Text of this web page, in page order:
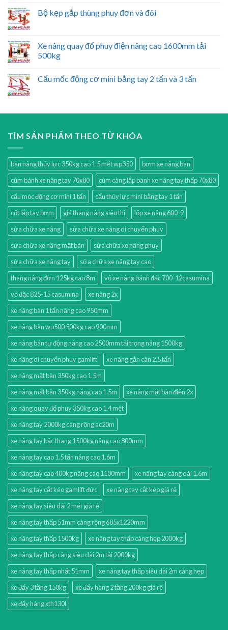
Bộ kẹp gắp thùng phuy đơn và đôi
Xe nâng quay đổ phuy điện nâng cao 1600mm tải
500kg
Cẩu mốc động cơ mini bằng tay 2 tấn và 3 tấn
TÌM SẢN PHẨM THEO TỪ KHÓA
bàn nâng thủy lực 350kg cao 1.5 mét wp350
bơm xe nâng bàn
cùm bánh xe nâng tay 70x80
cùm càng lắp bánh xe nâng tay thấp 70x80
cẩu móc động cơ mini 1 tấn
cẩu thủy lực mini bằng tay 1 tấn
cốt lắp tay bơm
giá thang nâng siêu thị
lốp xe nâng 600-9
sửa chữa xe nâng
sửa chữa xe nâng di chuyển phuy
sửa chữa xe nâng mặt bàn
sửa chữa xe nâng phuy
sửa chữa xe nâng tay
sửa chữa xe nâng tay cao
thang nâng đơn 125kg cao 8m
vỏ xe nâng bánh đặc 700-12casumina
vỏ đặc 825-15 casumina
xe nâng 2x
xe nâng bàn 1 tấn nâng cao 950mm
xe nâng bàn wp500 500kg cao 900mm
xe nâng bán tự động nâng cao 2500mm tải trọng nâng 1500kg
xe nâng di chuyển phuy gamlift
xe nâng gắn cân 2.5 tấn
xe nâng mặt bàn 350kg cao 1.5m
xe nâng mặt bàn 350kg nâng cao 1.5m
xe nâng mặt bàn điện 2x
xe nâng quay đổ phuy 350kg cao 1.4 mét
xe nâng tay 2000kg càng rộng ac20m
xe nâng tay bậc thang 1500kg nâng cao 800mm
xe nâng tay cao 1.5 tấn nâng cao 1.6m
xe nâng tay cao 400kg nâng cao 1100mm
xe nâng tay càng dài 1.6m
xe nâng tay cắt kéo gamlift đức
xe nâng tay cắt kéo giá rẻ
xe nâng tay siêu dài 2 mét giá rẻ
xe nâng tay thấp 51mm càng rộng 685x1220mm
xe nâng tay thấp 1500kg
xe nâng tay thấp càng hẹp 2000kg
xe nâng tay thấp càng siêu dài 2m tải 2000kg
xe nâng tay thấp nhất 51mm
xe nâng tay thấp siêu dài 2m càng hẹp
xe đẩy 3 tầng 150kg
xe đẩy hàng 2 tầng 200kg giá rẻ
xe đẩy hàng xth130l